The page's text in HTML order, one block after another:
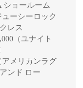
ショールーム
ューシーロック
レス
（ユナイト
アメリカンラグ
ンド ロー